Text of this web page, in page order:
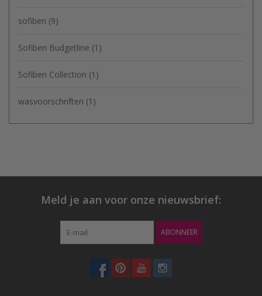
sofiben (9)
Sofiben Budgetline (1)
Sofiben Collection (1)
wasvoorschriften (1)
Meld je aan voor onze nieuwsbrief:
ABONNEER